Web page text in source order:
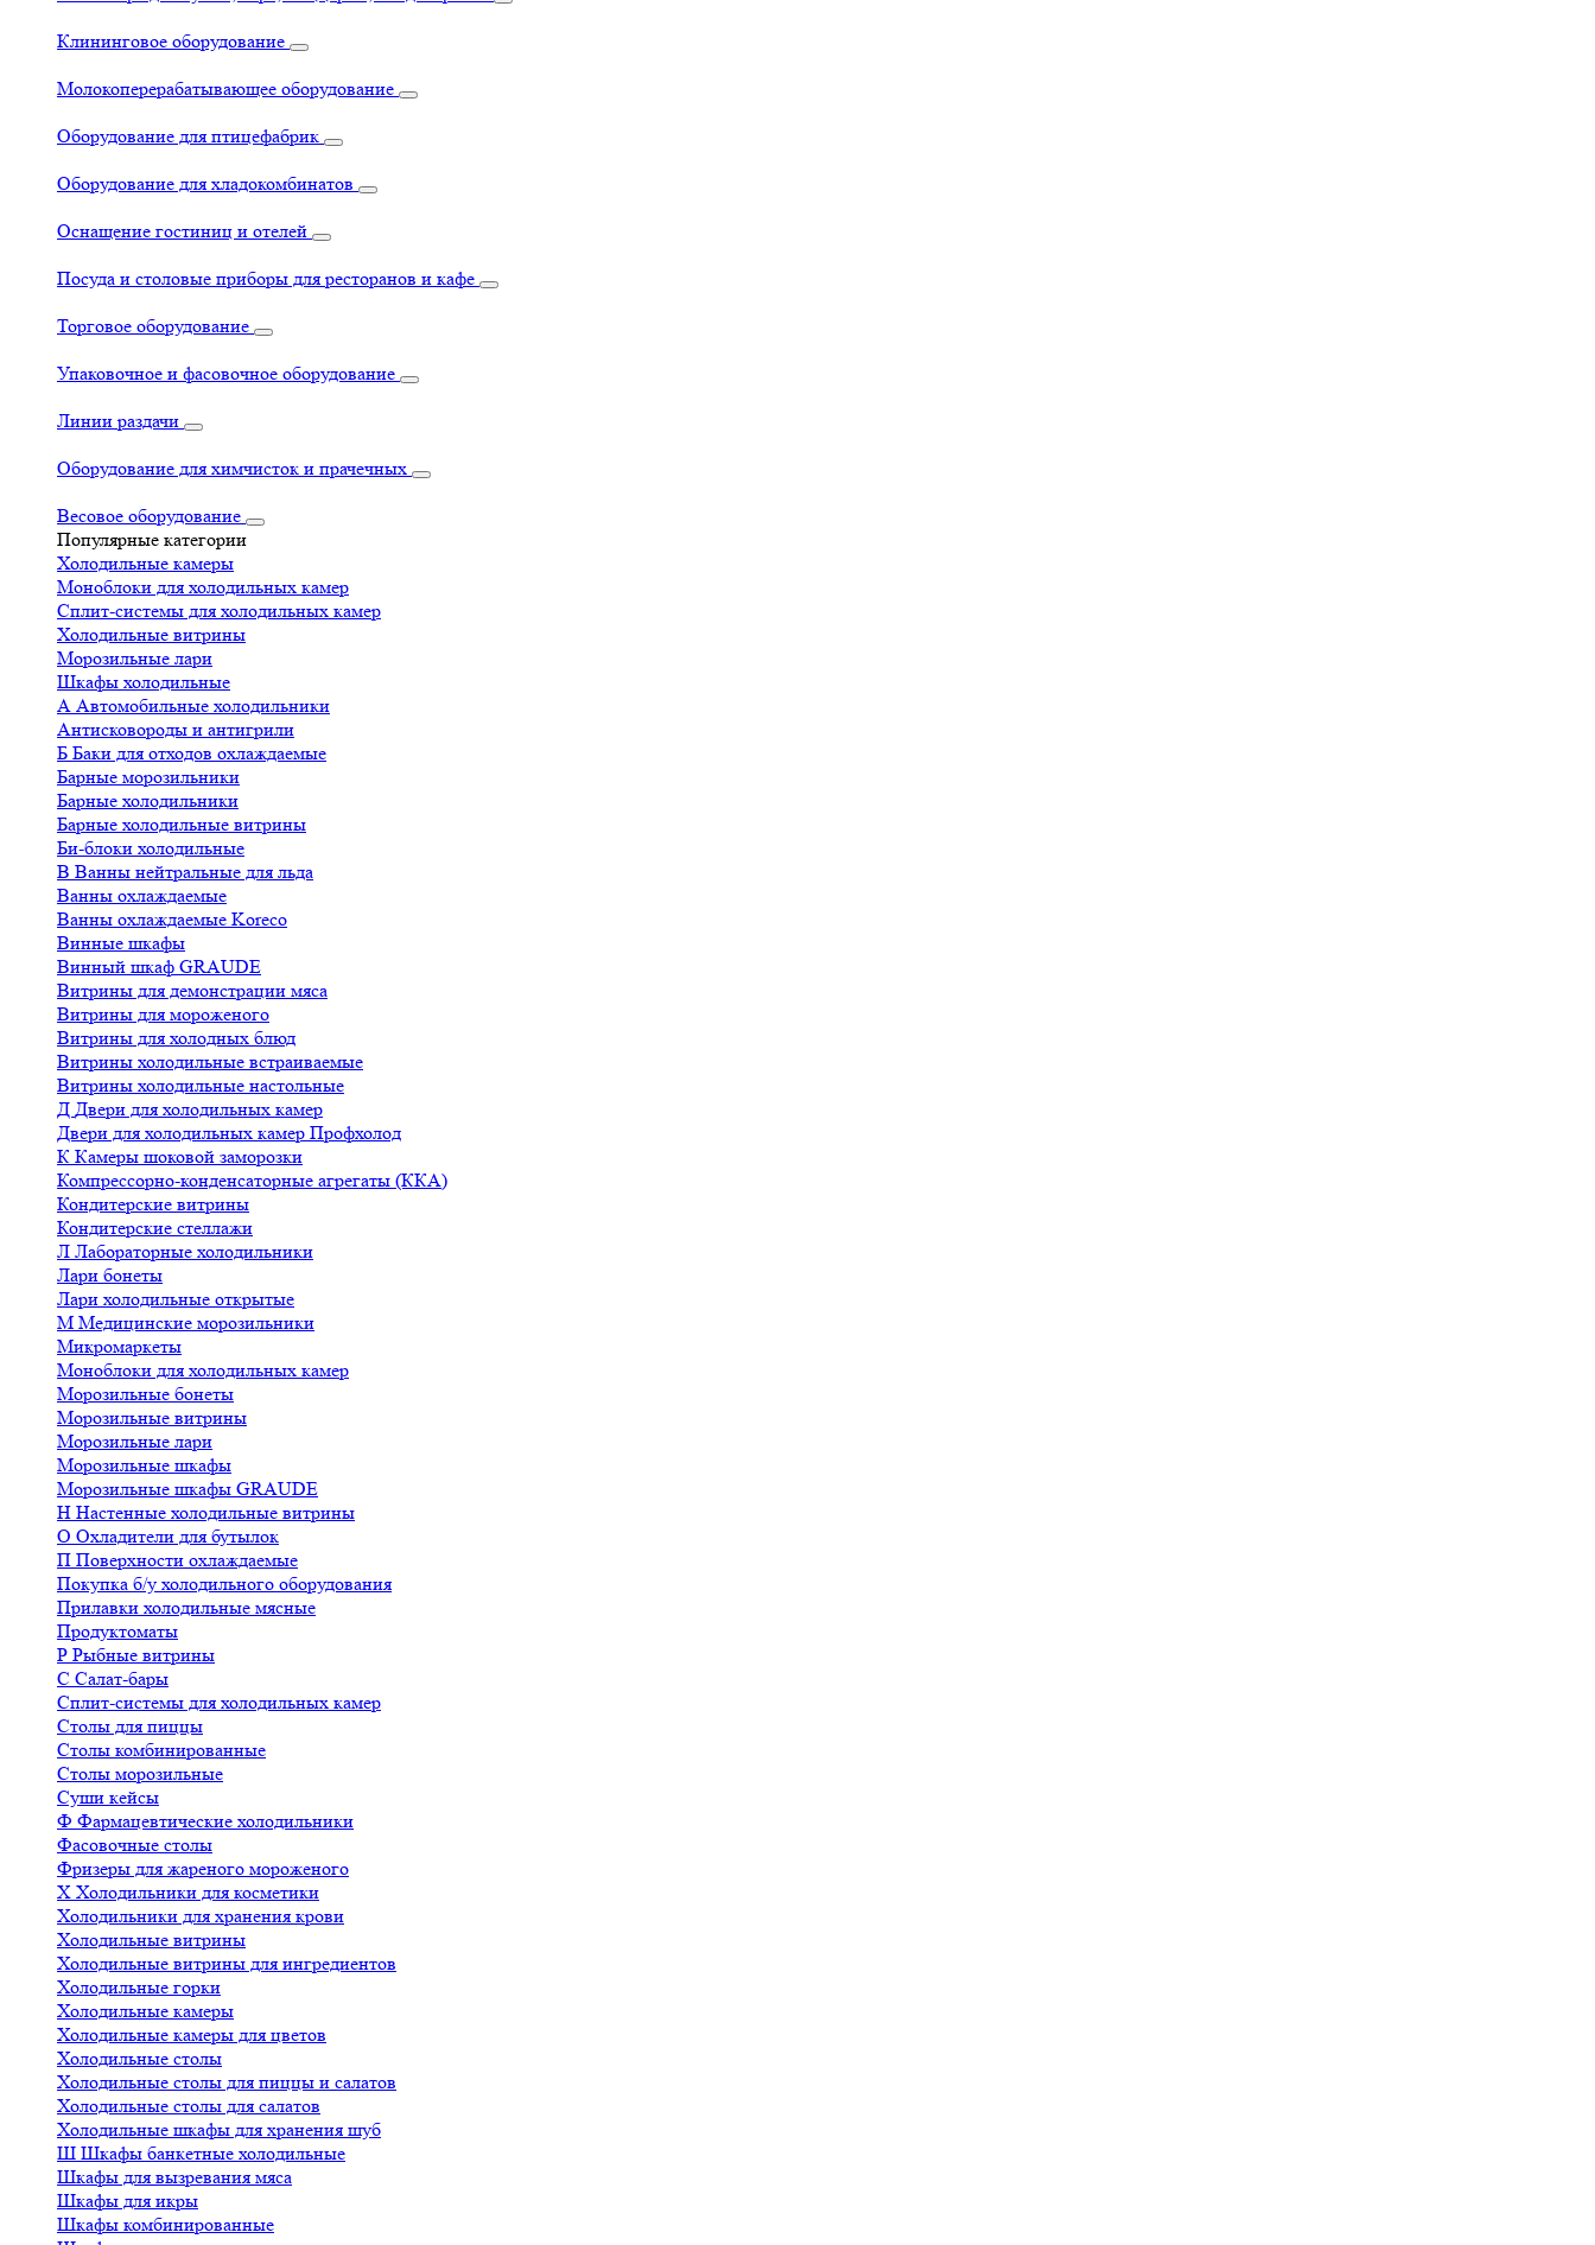
Клининговое оборудование
Молокоперерабатывающее оборудование
Оборудование для птицефабрик
Оборудование для хладокомбинатов
Оснащение гостиниц и отелей
Посуда и столовые приборы для ресторанов и кафе
Торговое оборудование
Упаковочное и фасовочное оборудование
Линии раздачи
Оборудование для химчисток и прачечных
Весовое оборудование
Популярные категории
Холодильные камеры
Моноблоки для холодильных камер
Сплит-системы для холодильных камер
Холодильные витрины
Морозильные лари
Шкафы холодильные
А Автомобильные холодильники
Антисковороды и антигрили
Б Баки для отходов охлаждаемые
Барные морозильники
Барные холодильники
Барные холодильные витрины
Би-блоки холодильные
В Ванны нейтральные для льда
Ванны охлаждаемые
Ванны охлаждаемые Koreco
Винные шкафы
Винный шкаф GRAUDE
Витрины для демонстрации мяса
Витрины для мороженого
Витрины для холодных блюд
Витрины холодильные встраиваемые
Витрины холодильные настольные
Д Двери для холодильных камер
Двери для холодильных камер Профхолод
К Камеры шоковой заморозки
Компрессорно-конденсаторные агрегаты (ККА)
Кондитерские витрины
Кондитерские стеллажи
Л Лабораторные холодильники
Лари бонеты
Лари холодильные открытые
М Медицинские морозильники
Микромаркеты
Моноблоки для холодильных камер
Морозильные бонеты
Морозильные витрины
Морозильные лари
Морозильные шкафы
Морозильные шкафы GRAUDE
Н Настенные холодильные витрины
О Охладители для бутылок
П Поверхности охлаждаемые
Покупка б/у холодильного оборудования
Прилавки холодильные мясные
Продуктоматы
Р Рыбные витрины
С Салат-бары
Сплит-системы для холодильных камер
Столы для пиццы
Столы комбинированные
Столы морозильные
Суши кейсы
Ф Фармацевтические холодильники
Фасовочные столы
Фризеры для жареного мороженого
Х Холодильники для косметики
Холодильники для хранения крови
Холодильные витрины
Холодильные витрины для ингредиентов
Холодильные горки
Холодильные камеры
Холодильные камеры для цветов
Холодильные столы
Холодильные столы для пиццы и салатов
Холодильные столы для салатов
Холодильные шкафы для хранения шуб
Ш Шкафы банкетные холодильные
Шкафы для вызревания мяса
Шкафы для икры
Шкафы комбинированные